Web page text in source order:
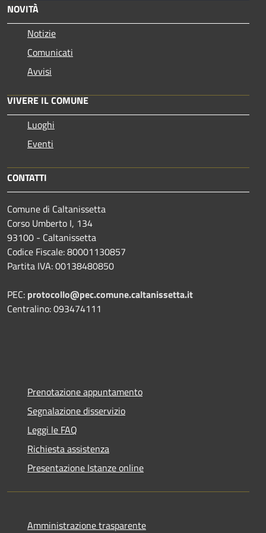
NOVITÀ
Notizie
Comunicati
Avvisi
VIVERE IL COMUNE
Luoghi
Eventi
CONTATTI
Comune di Caltanissetta
Corso Umberto I, 134
93100 - Caltanissetta
Codice Fiscale: 80001130857
Partita IVA: 00138480850
PEC: protocollo@pec.comune.caltanissetta.it
Centralino: 093474111
Prenotazione appuntamento
Segnalazione disservizio
Leggi le FAQ
Richiesta assistenza
Presentazione Istanze online
Amministrazione trasparente